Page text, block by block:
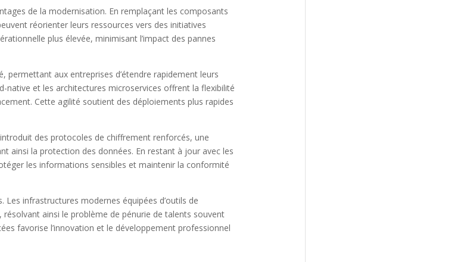
de la modernisation. En remplaçant les composants
réorienter leurs ressources vers des initiatives
plus élevée, minimisant l’impact des pannes
permettant aux entreprises d’étendre rapidement leurs
native et les architectures microservices offrent la flexibilité
Cette agilité soutient des déploiements plus rapides
des protocoles de chiffrement renforcés, une
ainsi la protection des données. En restant à jour avec les
les informations sensibles et maintenir la conformité
infrastructures modernes équipées d’outils de
ainsi le problème de pénurie de talents souvent
favorise l’innovation et le développement professionnel